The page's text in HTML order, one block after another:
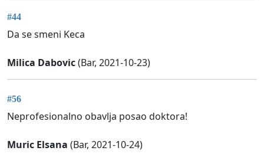
#44
Da se smeni Keca
Milica Dabovic(Bar, 2021-10-23)
#56
Neprofesionalno obavlja posao doktora!
Muric Elsana (Bar, 2021-10-24)